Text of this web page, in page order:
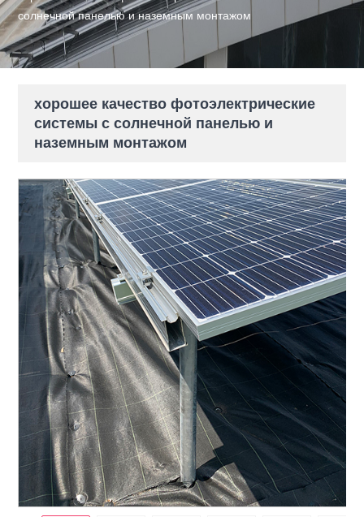
солнечной панелью и наземным монтажом
хорошее качество фотоэлектрические
системы с солнечной панелью и
наземным монтажом